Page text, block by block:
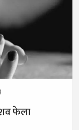
शव फेला